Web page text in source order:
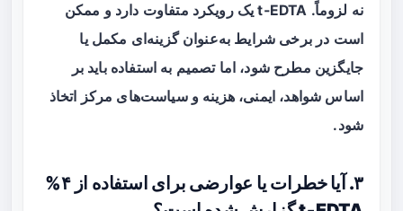
نه لزوماً. t‑EDTA یک رویکرد متفاوت دارد و ممکن
است در برخی شرایط به‌عنوان گزینه‌ای مکمل یا
جایگزین مطرح شود، اما تصمیم به استفاده باید بر
اساس شواهد، ایمنی، هزینه و سیاست‌های مرکز اتخاذ
شود.
۳. آیا خطرات یا عوارضی برای استفاده از ۴%